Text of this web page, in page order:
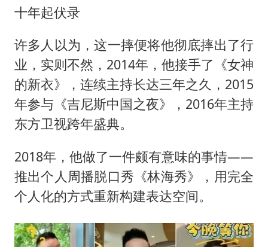
十年起伏录
许多人以为，这一摔便将他彻底摔出了行
业，实则不然，2014年，他接手了《女神
的新衣》，连续主持长达三年之久，2015
年参与《吉尼斯中国之夜》，2016年主持
东方卫视跨年盛典。
2018年，他做了一件颇有意味的事情——
推出个人周播脱口秀《林海秀》，用完全
个人化的方式重新构建表达空间。